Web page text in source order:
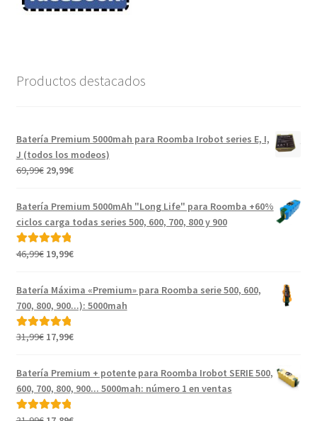
Productos destacados
Batería Premium 5000mah para Roomba Irobot series E, I,
J (todos los modeos)
69,99€ El
original
69,99€.
29,99€El
actual
es:
Batería Premium 5000mAh "Long Life" para Roomba +60%
ciclos carga todas series 500, 600, 700, 800 y 900
Valorado con
46,99€ El
original
era:
46,99€.
19,99€El
actual
es:
19,99€.
Batería Máxima «Premium» para Roomba serie 500, 600,
700, 800, 900...): 5000mah
Valorado con
31,99€ El
original
era:
31,99€.
17,99€El
actual
es:
Batería Premium + potente para Roomba Irobot SERIE 500,
600, 700, 800, 900... 5000mah: número 1 en ventas